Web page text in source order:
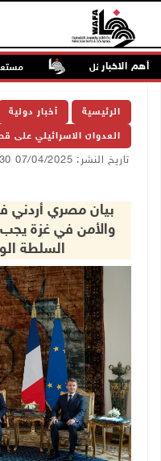
أهم الاخبار
الشيقل
الرئيسية أخبار دولية
العدوان الاسرائيلي على
تاريخ النشر: 07/04/2025 06:30 م
بيان مصري أردني
والأمن في غزة
السلطة